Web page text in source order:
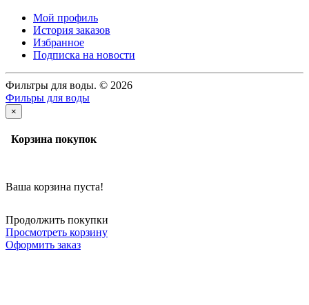
Мой профиль
История заказов
Избранное
Подписка на новости
Фильтры для воды. © 2026
Фильры для воды
×
Корзина покупок
Ваша корзина пуста!
Продолжить покупки
Просмотреть корзину
Оформить заказ